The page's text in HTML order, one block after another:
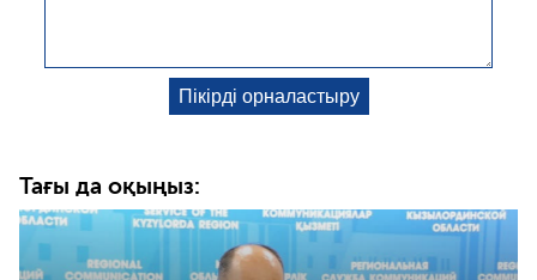
Тағы да оқыңыз: